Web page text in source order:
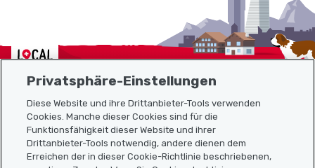
Localcities
Sitemap
Nützliche Links
Privatsphäre-Einstellungen
Diese Website und ihre Drittanbieter-Tools verwenden
Cookies. Manche dieser Cookies sind für die
Funktionsfähigkeit dieser Website und ihrer
Drittanbieter-Tools notwendig, andere dienen dem
Erreichen der in dieser Cookie-Richtlinie beschriebenen,